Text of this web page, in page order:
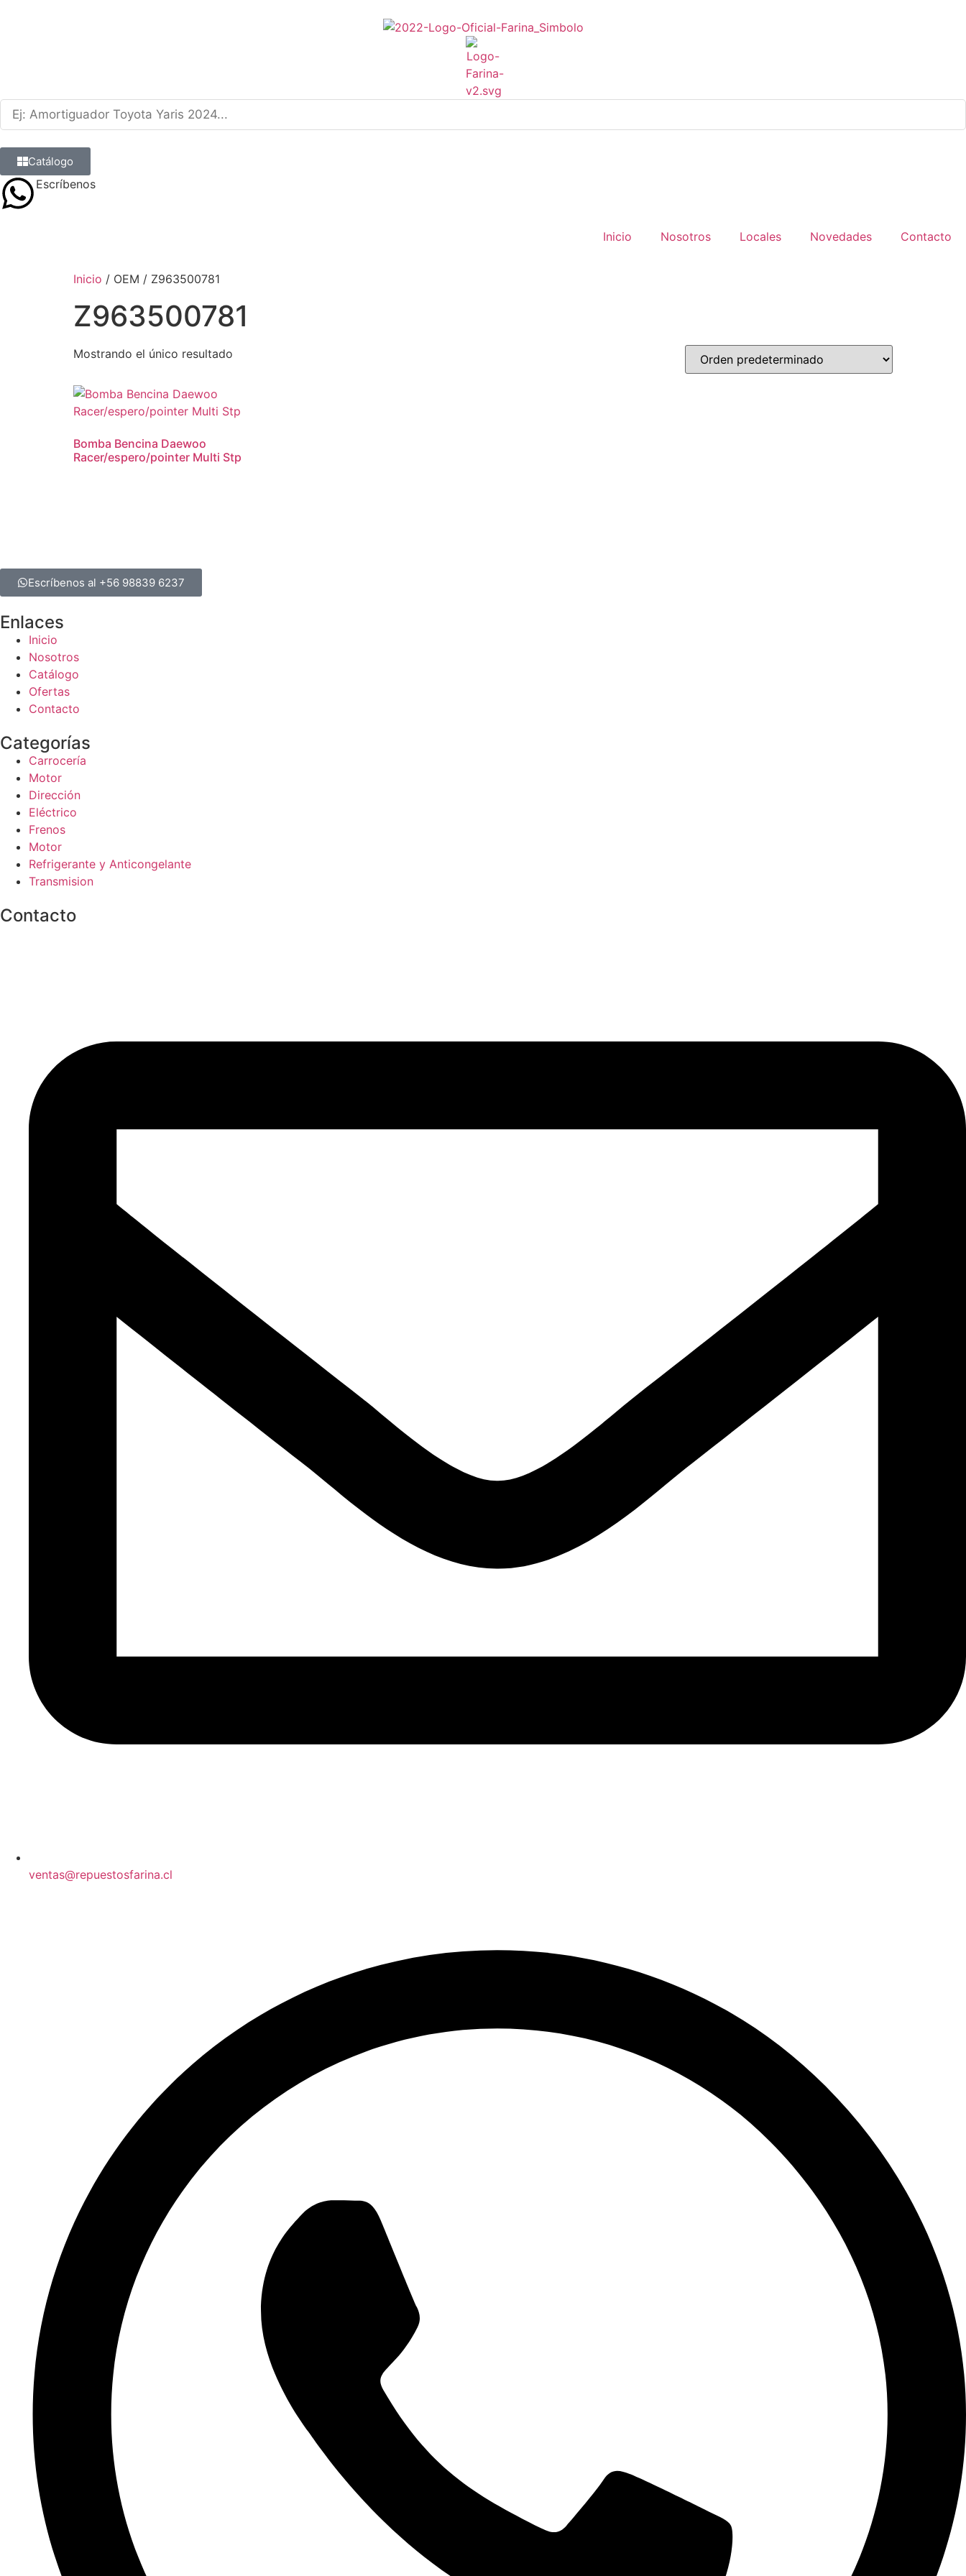
Catálogo
Escríbenos
Inicio
Nosotros Locales Novedades Contacto
Inicio / OEM / Z963500781
Z963500781
Mostrando el único resultado
Bomba Bencina Daewoo
Racer/espero/pointer Multi Stp
Escríbenos al +56 98839 6237
Enlaces
Inicio
Nosotros
Catálogo
Ofertas
Contacto
Categorías
Carrocería
Motor
Dirección
Eléctrico
Frenos
Motor
Refrigerante y Anticongelante
Transmision
Contacto
ventas@repuestosfarina.cl